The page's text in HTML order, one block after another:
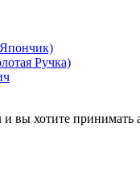
вы хотите принимать